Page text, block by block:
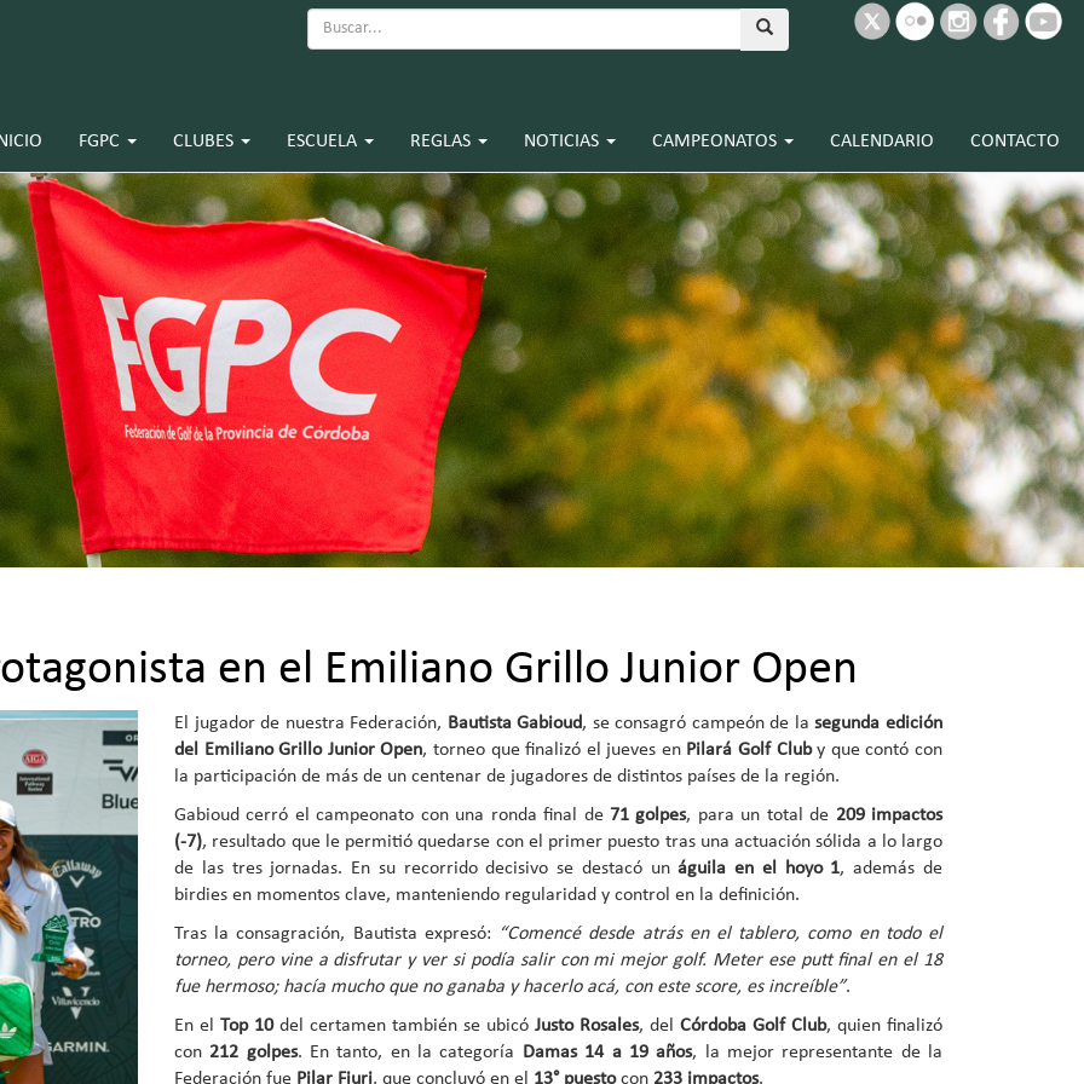
FGPC CLUBES ESCUELA REGLAS NOTICIAS CAMPEONATOS CALENDARIO CONTACTO
en el Emiliano Grillo Junior Open
El jugador de nuestra Federación, Bautista Gabioud, se consagró campeón de lasegunda edición
del Emiliano Grillo Junior Open, torneo que finalizó el jueves en Pilará Golf Cluby que contó con
la participación de más de un centenar de jugadores de distintos países de la región.
Gabioud cerró el campeonato con una ronda final de 71 golpes, para un total de 209 impactos
(-7), resultado que le permitió quedarse con el primer puesto tras una actuación sólida a lo largo
de las tres jornadas. En su recorrido decisivo se destacó unáguila en el hoyo 1, además de
birdies en momentos clave, manteniendo regularidad y control en la definición.
Tras la consagración, Bautista expresó:
“Comencé desde atrás en el tablero, como en todo el
torneo, pero vine a disfrutar y ver si podía salir con mi mejor golf. Meter ese putt final en el 18
fue hermoso; hacía mucho que no ganaba y hacerlo acá, con este score, es increíble”.
En el Top 10del certamen también se ubicó Justo Rosales, del Córdoba Golf Club, quien finalizó
con 212 golpes. En tanto, en la categoría Damas 14 a 19 años, la mejor representante de la
Federación fue Pilar Fiuri, que concluyó en el 13° puestocon 233 impactos.